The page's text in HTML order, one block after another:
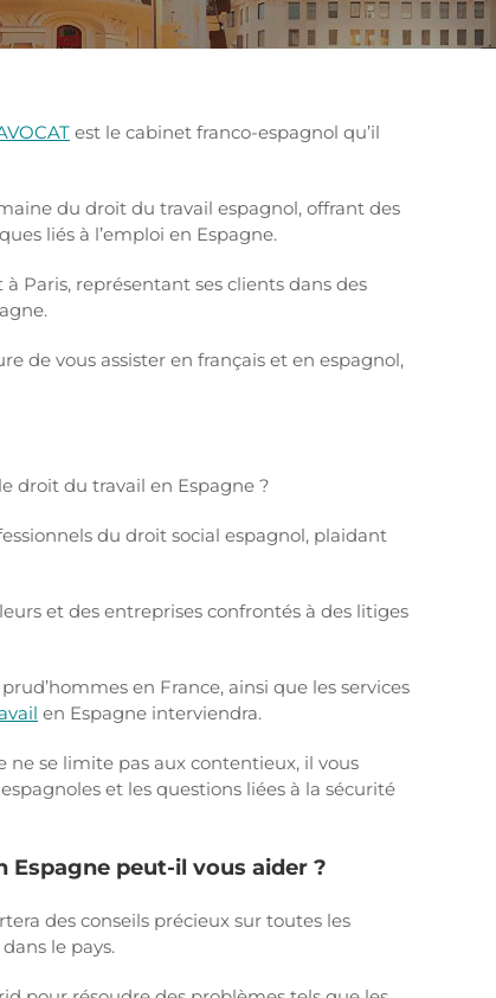
est le cabinet franco-espagnol qu’il
du droit du travail espagnol, offrant des
liés à l’emploi en Espagne.
à Paris, représentant ses clients dans des
de vous assister en français et en espagnol,
droit du travail en Espagne ?
du droit social espagnol, plaidant
et des entreprises confrontés à des litiges
en France, ainsi que les services
en Espagne interviendra.
ne se limite pas aux contentieux, il vous
et les questions liées à la sécurité
peut-il vous aider ?
des conseils précieux sur toutes les
le pays.